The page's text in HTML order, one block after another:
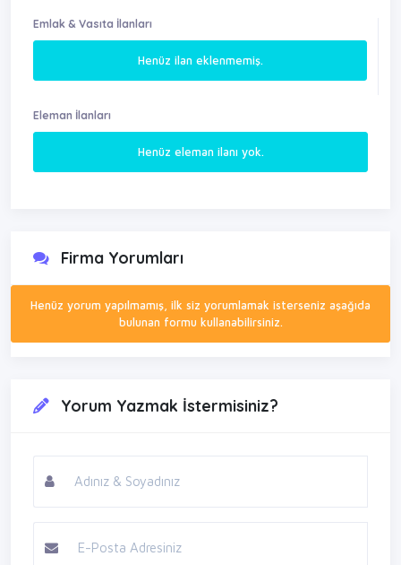
Emlak & Vasıta İlanları
Henüz ilan eklenmemiş.
Eleman İlanları
Henüz eleman ilanı yok.
Firma Yorumları
Henüz yorum yapılmamış, ilk siz yorumlamak isterseniz aşağıda
bulunan formu kullanabilirsiniz.
Yorum Yazmak İstermisiniz?